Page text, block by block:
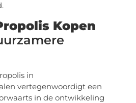
Kopen
in
vertegenwoordigt een
in de ontwikkeling